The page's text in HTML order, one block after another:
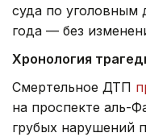
суда по уголовным
года — без
Хронология
Смертельное ДТП
на проспекте аль-
грубых нарушений